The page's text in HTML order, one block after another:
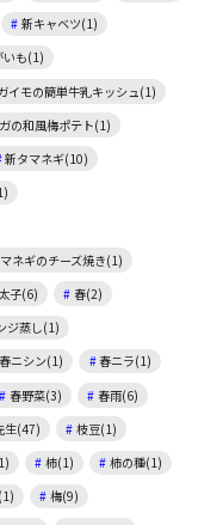
新キャベツ(1)
いも(1)
イモの簡単牛乳キッシュ(1)
の和風梅ポテト(1)
新タマネギ(10)
ネギのチーズ焼き(1)
子(6)
春(2)
ジ蒸し(1)
春ニシン(1)
春ニラ(1)
春野菜(3)
春雨(6)
生(47)
枝豆(1)
柿(1)
柿の種(1)
梅(9)